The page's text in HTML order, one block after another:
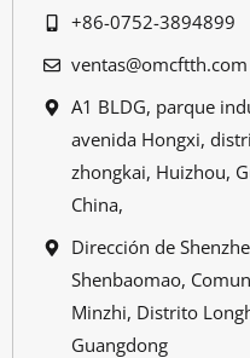
+86-0752-3894899
ventas@omcftth.com
A1 BLDG, parque
avenida Hongxi,
zhongkai, Huizhou,
China,
Dirección de
Shenbaomao,
Minzhi, Distrito
Guangdong